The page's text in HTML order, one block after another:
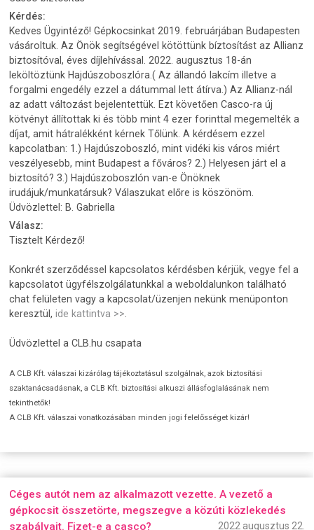
Kérdés:
Kedves Ügyintéző! Gépkocsinkat 2019. februárjában Budapesten
vásároltuk. Az Önök segítségével kötöttünk bíztosítást az Allianz
biztosítóval, éves díjlehívással. 2022. augusztus 18-án
leköltöztünk Hajdúszoboszlóra.( Az állandó lakcím illetve a
forgalmi engedély ezzel a dátummal lett átírva.) Az Allianz-nál
az adatt változást bejelentettük. Ezt követően Casco-ra új
kötvényt állítottak ki és több mint 4 ezer forinttal megemelték a
díjat, amit hátralékként kérnek Tőlünk. A kérdésem ezzel
kapcolatban: 1.) Hajdúszoboszló, mint vidéki kis város miért
veszélyesebb, mint Budapest a főváros? 2.) Helyesen járt el a
biztosító? 3.) Hajdúszoboszlón van-e Önöknek
irudájuk/munkatársuk? Válaszukat előre is köszönöm.
Üdvözlettel: B. Gabriella
Válasz:
Tisztelt Kérdező!
Konkrét szerződéssel kapcsolatos kérdésben kérjük, vegye fel a
kapcsolatot ügyfélszolgálatunkkal a weboldalunkon található
chat felületen vagy a kapcsolat/üzenjen nekünk menüponton
keresztül,ide kattintva >>
Üdvözlettel a CLB.hu csapata
A CLB Kft. válaszai kizárólag tájékoztatásul szolgálnak, azok biztosítási
szaktanácsadásnak, a CLB Kft. biztosítási alkuszi állásfoglalásának nem
tekinthetők!
A CLB Kft. válaszai vonatkozásában minden jogi felelősséget kizár!
Céges autót nem az alkalmazott vezette. A vezető a
gépkocsit összetörte, megszegve a közúti közlekedés
szabályait. Fizet-e a casco?
2022 augusztus 22.